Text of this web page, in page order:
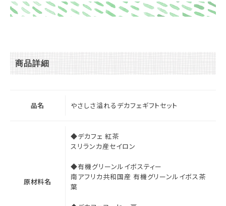
商品詳細
品名 やさしさ溢れるデカフェギフトセット
原材料名
◆デカフェ 紅茶
スリランカ産セイロン
◆有機グリーンルイボスティー
南アフリカ共和国産 有機グリーンルイボス茶
葉